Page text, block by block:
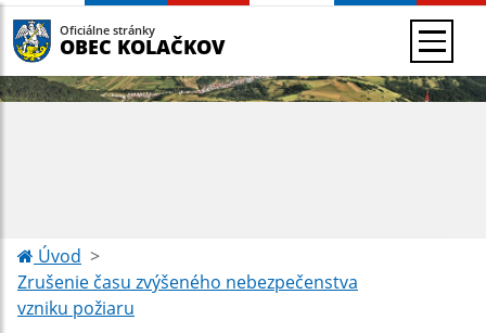
Oficiálne stránky
OBEC KOLAČKOV
Úvod
Zrušenie času zvýšeného nebezpečenstva
vzniku požiaru